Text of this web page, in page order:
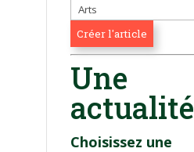
Une
actualité
Choisissez une